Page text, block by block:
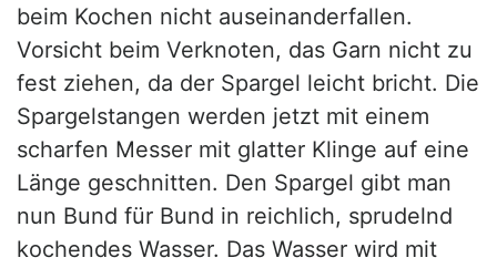
beim Kochen nicht auseinanderfallen.
Vorsicht beim Verknoten, das Garn nicht zu
fest ziehen, da der Spargel leicht bricht. Die
Spargelstangen werden jetzt mit einem
scharfen Messer mit glatter Klinge auf eine
Länge geschnitten. Den Spargel gibt man
nun Bund für Bund in reichlich, sprudelnd
kochendes Wasser. Das Wasser wird mit